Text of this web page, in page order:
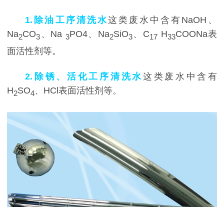
1.除油工序清洗水这类废水中含有NaOH、
Na2CO3 、Na 3PO4、Na2SiO3、C17 H33COONa表
面活性剂等。
2.除锈、活化工序清洗水这类废水中含有
H2SO4、HCl表面活性剂等。